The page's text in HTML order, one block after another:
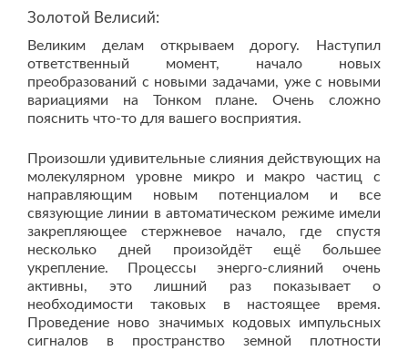
Золотой Велисий:
Великим делам открываем дорогу. Наступил
ответственный момент, начало новых
преобразований с новыми задачами, уже с новыми
вариациями на Тонком плане. Очень сложно
пояснить что-то для вашего восприятия.
Произошли удивительные слияния действующих на
молекулярном уровне микро и макро частиц с
направляющим новым потенциалом и все
связующие линии в автоматическом режиме имели
закрепляющее стержневое начало, где спустя
несколько дней произойдёт ещё большее
укрепление. Процессы энерго-слияний очень
активны, это лишний раз показывает о
необходимости таковых в настоящее время.
Проведение ново значимых кодовых импульсных
сигналов в пространство земной плотности